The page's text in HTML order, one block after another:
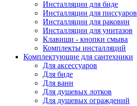
Инсталляции для биде
Инсталляции для писсуаров
Инсталляции для раковин
Инсталляции для унитазов
Клавиши - кнопки смыва
Комплекты инсталляций
Комплектующие для сантехники
Для аксессуаров
Для биде
Для ванн
Для душевых лотков
Для душевых ограждений